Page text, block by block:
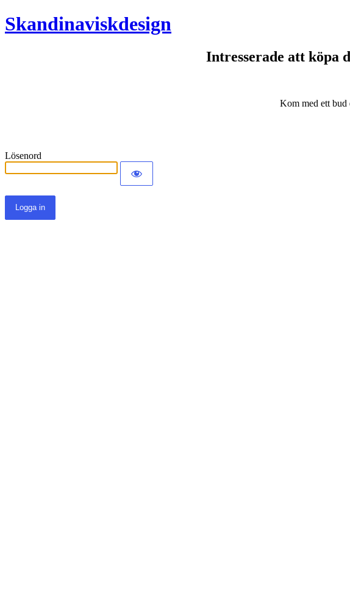
Skandinaviskdesign
Intresserade att köpa
Kom med ett bud
Lösenord